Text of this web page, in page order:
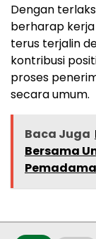
Dengan
berharap kerja
terus terjalin
kontribusi
proses
secara umum.
Baca Juga
Bersama